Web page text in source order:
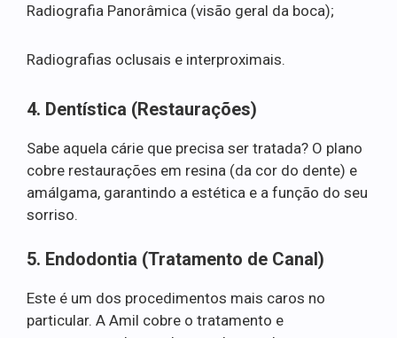
Radiografia Panorâmica (visão geral da boca);
Radiografias oclusais e interproximais.
4. Dentística (Restaurações)
Sabe aquela cárie que precisa ser tratada? O plano
cobre restaurações em resina (da cor do dente) e
amálgama, garantindo a estética e a função do seu
sorriso.
5. Endodontia (Tratamento de Canal)
Este é um dos procedimentos mais caros no
particular. A Amil cobre o tratamento e